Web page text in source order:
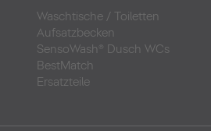
Waschtische / Toiletten
Aufsatzbecken
SensoWash® Dusch WCs
BestMatch
Ersatzteile